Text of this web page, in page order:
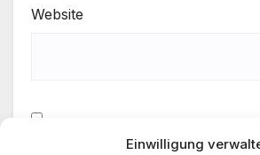
Einwilligung
Website
Meinen Namen, meine E-Mail-